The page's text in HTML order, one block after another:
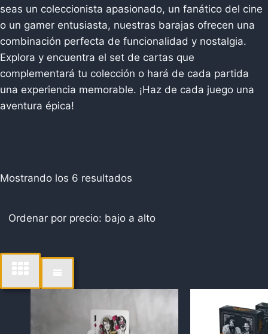
seas un coleccionista apasionado, un fanático del cine
o un gamer entusiasta, nuestras barajas ofrecen una
combinación perfecta de funcionalidad y nostalgia.
Explora y encuentra el set de cartas que
complementará tu colección o hará de cada partida
una experiencia memorable. ¡Haz de cada juego una
aventura épica!
Mostrando los 6 resultados
bajo